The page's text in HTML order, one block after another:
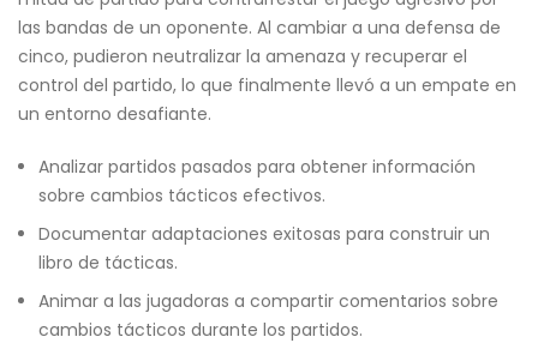
las bandas de un oponente. Al cambiar a una defensa de
cinco, pudieron neutralizar la amenaza y recuperar el
control del partido, lo que finalmente llevó a un empate en
un entorno desafiante.
Analizar partidos pasados para obtener información
sobre cambios tácticos efectivos.
Documentar adaptaciones exitosas para construir un
libro de tácticas.
Animar a las jugadoras a compartir comentarios sobre
cambios tácticos durante los partidos.